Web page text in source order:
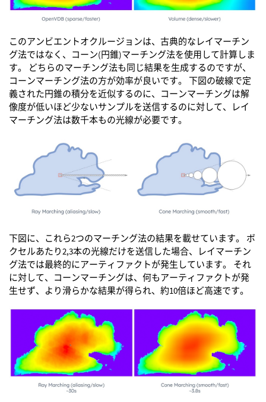
このアンビエントオクルージョンは、古典的なレイマーチン
グ法ではなく、コーン(円錐)マーチング法を使用して計算しま
す。 どちらのマーチング法も同じ結果を生成するのですが、
コーンマーチング法の方が効率が良いです。 下図の破線で定
義された円錐の積分を近似するのに、コーンマーチングは解
像度が低いほど少ないサンプルを送信するのに対して、レイ
マーチング法は数千本もの光線が必要です。
下図に、これら2つのマーチング法の結果を載せています。 ボ
クセルあたり2,3本の光線だけを送信した場合、レイマーチン
グ法では最終的にアーティファクトが発生しています。 それ
に対して、コーンマーチングは、何もアーティファクトが発
生せず、より滑らかな結果が得られ、約10倍ほど高速です。